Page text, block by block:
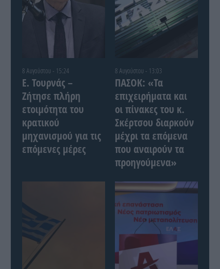
8 Αυγούστου - 15:24
Ε. Τουρνάς –
Ζήτησε πλήρη
ετοιμότητα του
κρατικού
μηχανισμού για τις
επόμενες μέρες
8 Αυγούστου - 13:03
ΠΑΣΟΚ: «Τα
επιχειρήματα και
οι πίνακες του κ.
Σκέρτσου διαρκούν
μέχρι τα επόμενα
που αναιρούν τα
προηγούμενα»